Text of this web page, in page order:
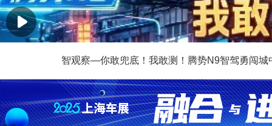
智观察—你敢兜底！我敢测！腾势N9智驾勇闯城